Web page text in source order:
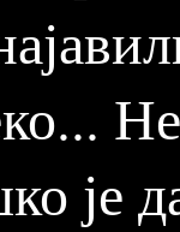
је